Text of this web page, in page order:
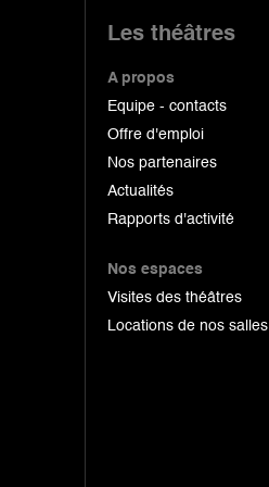
Les théâtres
A propos
Equipe - contacts
Offre d'emploi
Nos partenaires
Actualités
Rapports d'activité
Nos espaces
Visites des théâtres
Locations de nos salles